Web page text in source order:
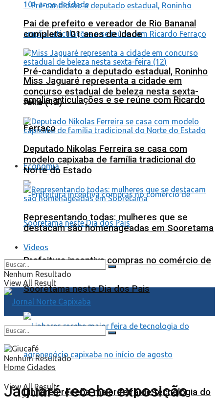
Pré-candidato a deputado estadual, Roninho
amplia articulações e se reúne com Ricardo
Ferraço
Economia
Prefeitura incentiva compras no comércio de
Sooretama neste Dia dos Pais
Linhares recebe maior feira de tecnologia do
Pai de prefeito e vereador de Rio Bananal
completa 101 anos de idade
Miss Jaguaré representa a cidade em
concurso estadual de beleza nesta sexta-
feira (12)
Deputado Nikolas Ferreira se casa com
modelo capixaba de família tradicional do
Norte do Estado
Representando todas: mulheres que se
destacam são homenageadas em Sooretama
Videos
Nenhum Resultado
View All Result
Nenhum Resultado
View All Result
Home Cidades
Jaguaré recebe exposição